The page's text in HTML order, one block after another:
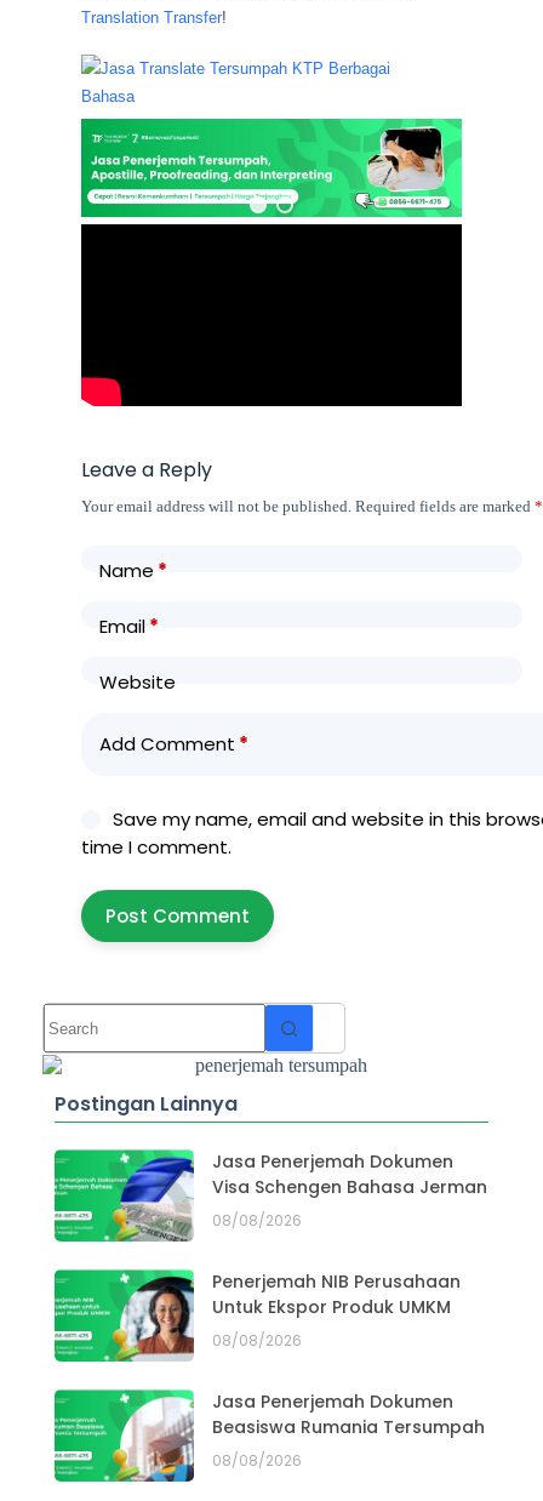
Translation Transfer!
Leave a Reply
Your email address will not be published. Required fields are marked*
Name*
Email*
Website
Add Comment *
Save my name, email and website in this
time I comment.
Post Comment
Postingan Lainnya
Jasa Penerjemah Dokumen
Visa Schengen Bahasa Jerman
08/08/2026
Penerjemah NIB Perusahaan
Untuk Ekspor Produk UMKM
08/08/2026
Jasa Penerjemah Dokumen
Beasiswa Rumania Tersumpah
08/08/2026